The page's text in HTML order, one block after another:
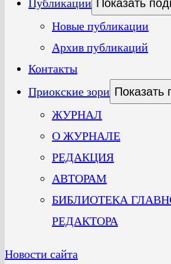
Публикации Показать
Новые публикации
Архив публикаций
Контакты
Приокские зори
ЖУРНАЛ
О ЖУРНАЛЕ
РЕДАКЦИЯ
АВТОРАМ
БИБЛИОТЕКА
РЕДАКТОРА
Новости сайта